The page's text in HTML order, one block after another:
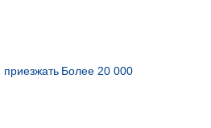
Более 20 000